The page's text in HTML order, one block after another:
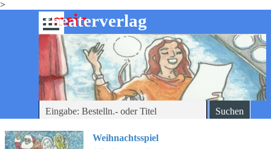
>
Direkt zum Seiteninhalt
-theaterverlag
mein
Menü überspringen
Suchen
Weihnachtsspiel